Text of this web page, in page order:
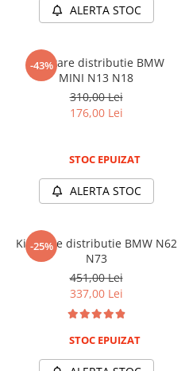
ALERTA STOC
-43%
Kit fixare distributie BMW
MINI N13 N18
310,00 Lei
176,00 Lei
STOC EPUIZAT
ALERTA STOC
-25%
Kit fixare distributie BMW N62
N73
451,00 Lei
337,00 Lei
STOC EPUIZAT